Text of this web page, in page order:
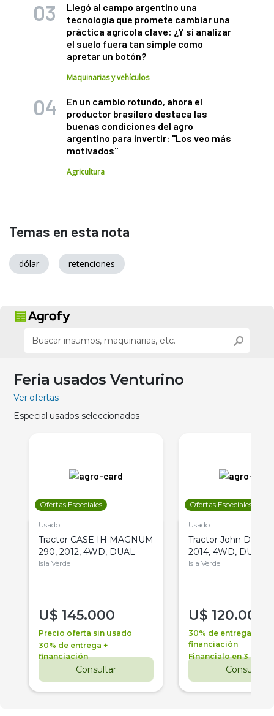
Llegó al campo argentino una
tecnología que promete cambiar una
práctica agrícola clave: ¿Y si analizar
el suelo fuera tan simple como
apretar un botón?
Maquinarias y vehículos
En un cambio rotundo, ahora el
productor brasilero destaca las
buenas condiciones del agro
argentino para invertir: "Los veo más
motivados"
Agricultura
Temas en esta nota
dólar retenciones
Feria usados Venturino
Ver ofertas
Especial usados seleccionados
Ofertas Especiales
Usado
Tractor CASE IH MAGNUM
290, 2012, 4WD, DUAL
Isla Verde
U$ 145.000
Precio oferta sin usado
30% de entrega +
financiación
Consultar
Ofertas Especiales
Usado
Tractor John Deere
2014, 4WD, DUAL
Isla Verde
U$ 120.000
30% de entrega +
financiación
Financialo en 3 años
Consultar